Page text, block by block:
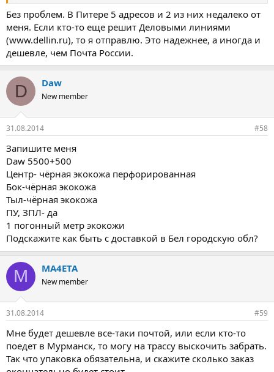
Без проблем. В Питере 5 адресов и 2 из них недалеко от
меня. Если кто-то еще решит Деловыми линиями
(www.dellin.ru), то я отправлю. Это надежнее, а иногда и
дешевле, чем Почта России.
D Daw
New member
31.08.2014 #58
Запишите меня
Daw 5500+500
Центр- чёрная экокожа перфорированная
Бок-чёрная экокожа
Тыл-чёрная экокожа
ПУ, ЗПЛ- да
1 погонный метр экокожи
Подскажите как быть с доставкой в Бел городскую обл?
M MA4ETA
New member
31.08.2014 #59
Мне будет дешевле все-таки почтой, или если кто-то
поедет в Мурманск, то могу на трассу выскочить забрать.
Так что упаковка обязательна, и скажите сколько заказ